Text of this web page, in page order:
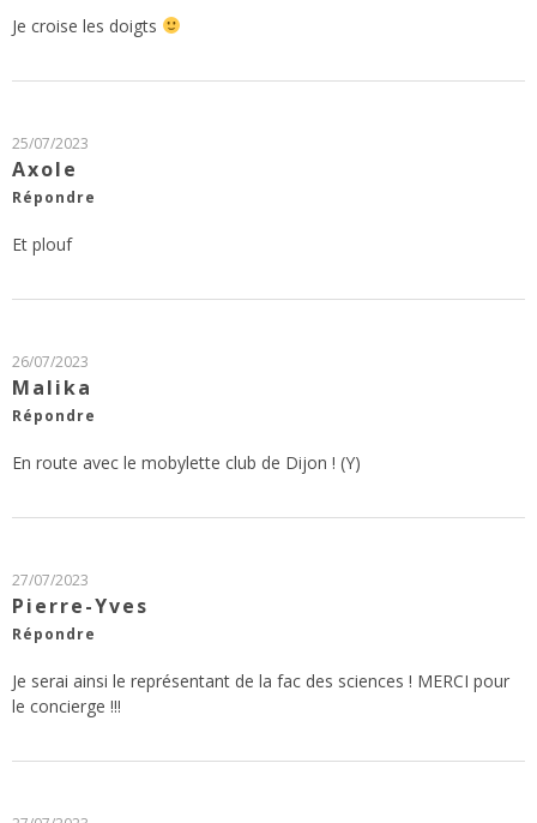
Je croise les doigts
25/07/2023
Axole
Répondre
Et plouf
26/07/2023
Malika
Répondre
En route avec le mobylette club de Dijon ! (Y)
27/07/2023
Pierre-Yves
Répondre
Je serai ainsi le représentant de la fac des sciences ! MERCI pour
le concierge !!!